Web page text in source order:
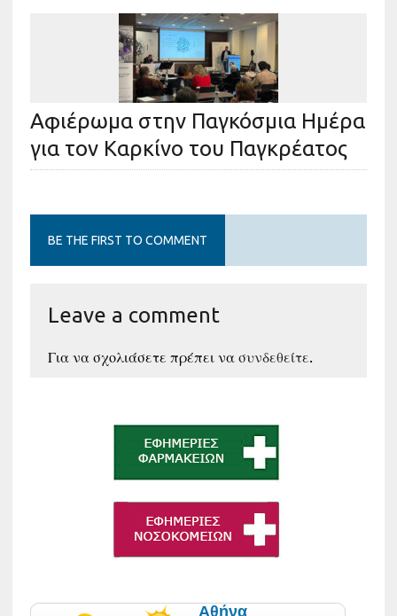
Αφιέρωμα στην Παγκόσμια Ημέρα
για τον Καρκίνο του Παγκρέατος
BE THE FIRST TO COMMENT
Leave a comment
Για να σχολιάσετε πρέπει νασυνδεθείτε.